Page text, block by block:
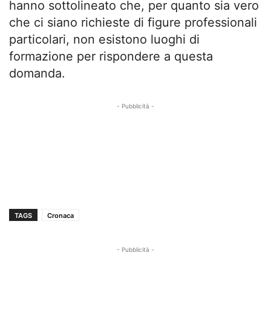
hanno sottolineato che, per quanto sia vero
che ci siano richieste di figure professionali
particolari, non esistono luoghi di
formazione per rispondere a questa
domanda.
- Pubblicità -
TAGS Cronaca
- Pubblicità -